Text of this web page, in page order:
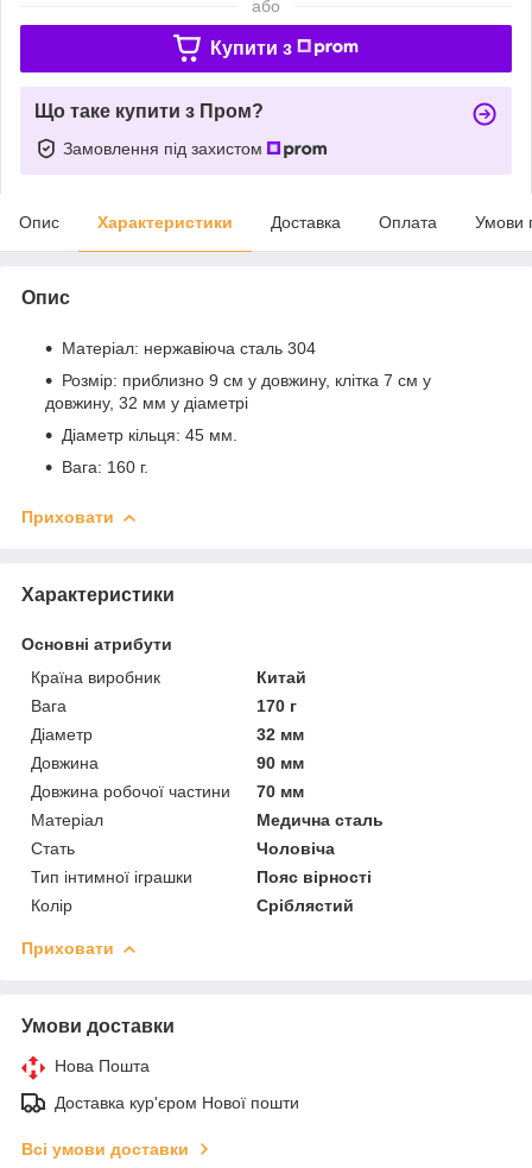
або
Купити з
Що таке купити з Пром?
Замовлення під захистом
Опис Характеристики Доставка Оплата Умови
Опис
Матеріал: нержавіюча сталь 304
Розмір: приблизно 9 см у довжину, клітка 7 см у
довжину, 32 мм у діаметрі
Діаметр кільця: 45 мм.
Вага: 160 г.
Приховати
Характеристики
Основні атрибути
Країна виробник
Китай
Вага
170 г
Діаметр
32 мм
Довжина
90 мм
Довжина робочої частини
70 мм
Матеріал
Медична сталь
Стать
Чоловіча
Тип інтимної іграшки
Пояс вірності
Колір
Сріблястий
Приховати
Умови доставки
Нова Пошта
Доставка кур'єром Нової пошти
Всі умови доставки